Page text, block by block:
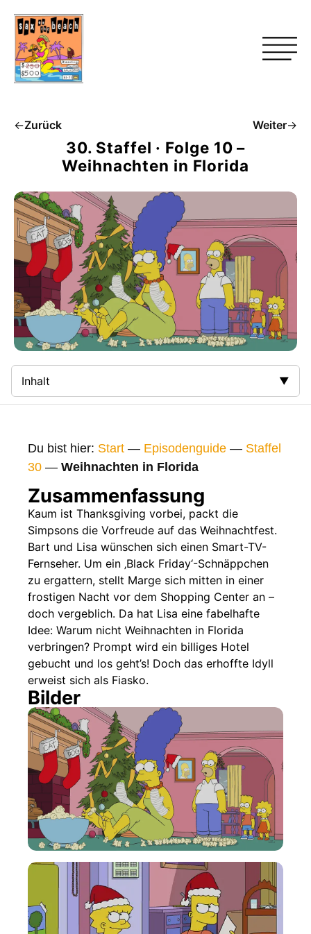
←Zurück Weiter→
30. Staffel · Folge 10 –
Weihnachten in Florida
Inhalt
Zusammenfassung
Gags
Gaststars
Fakten
Sendetermine
Nächste / Vorherige Folge
Du bist hier: Start — Episodenguide — Staffel
30 — Weihnachten in Florida
Zusammenfassung
Kaum ist Thanksgiving vorbei, packt die
Simpsons die Vorfreude auf das Weihnachtfest.
Bart und Lisa wünschen sich einen Smart-TV-
Fernseher. Um ein ‚Black Friday‘-Schnäppchen
zu ergattern, stellt Marge sich mitten in einer
frostigen Nacht vor dem Shopping Center an –
doch vergeblich. Da hat Lisa eine fabelhafte
Idee: Warum nicht Weihnachten in Florida
verbringen? Prompt wird ein billiges Hotel
gebucht und los geht’s! Doch das erhoffte Idyll
erweist sich als Fiasko.
Bilder